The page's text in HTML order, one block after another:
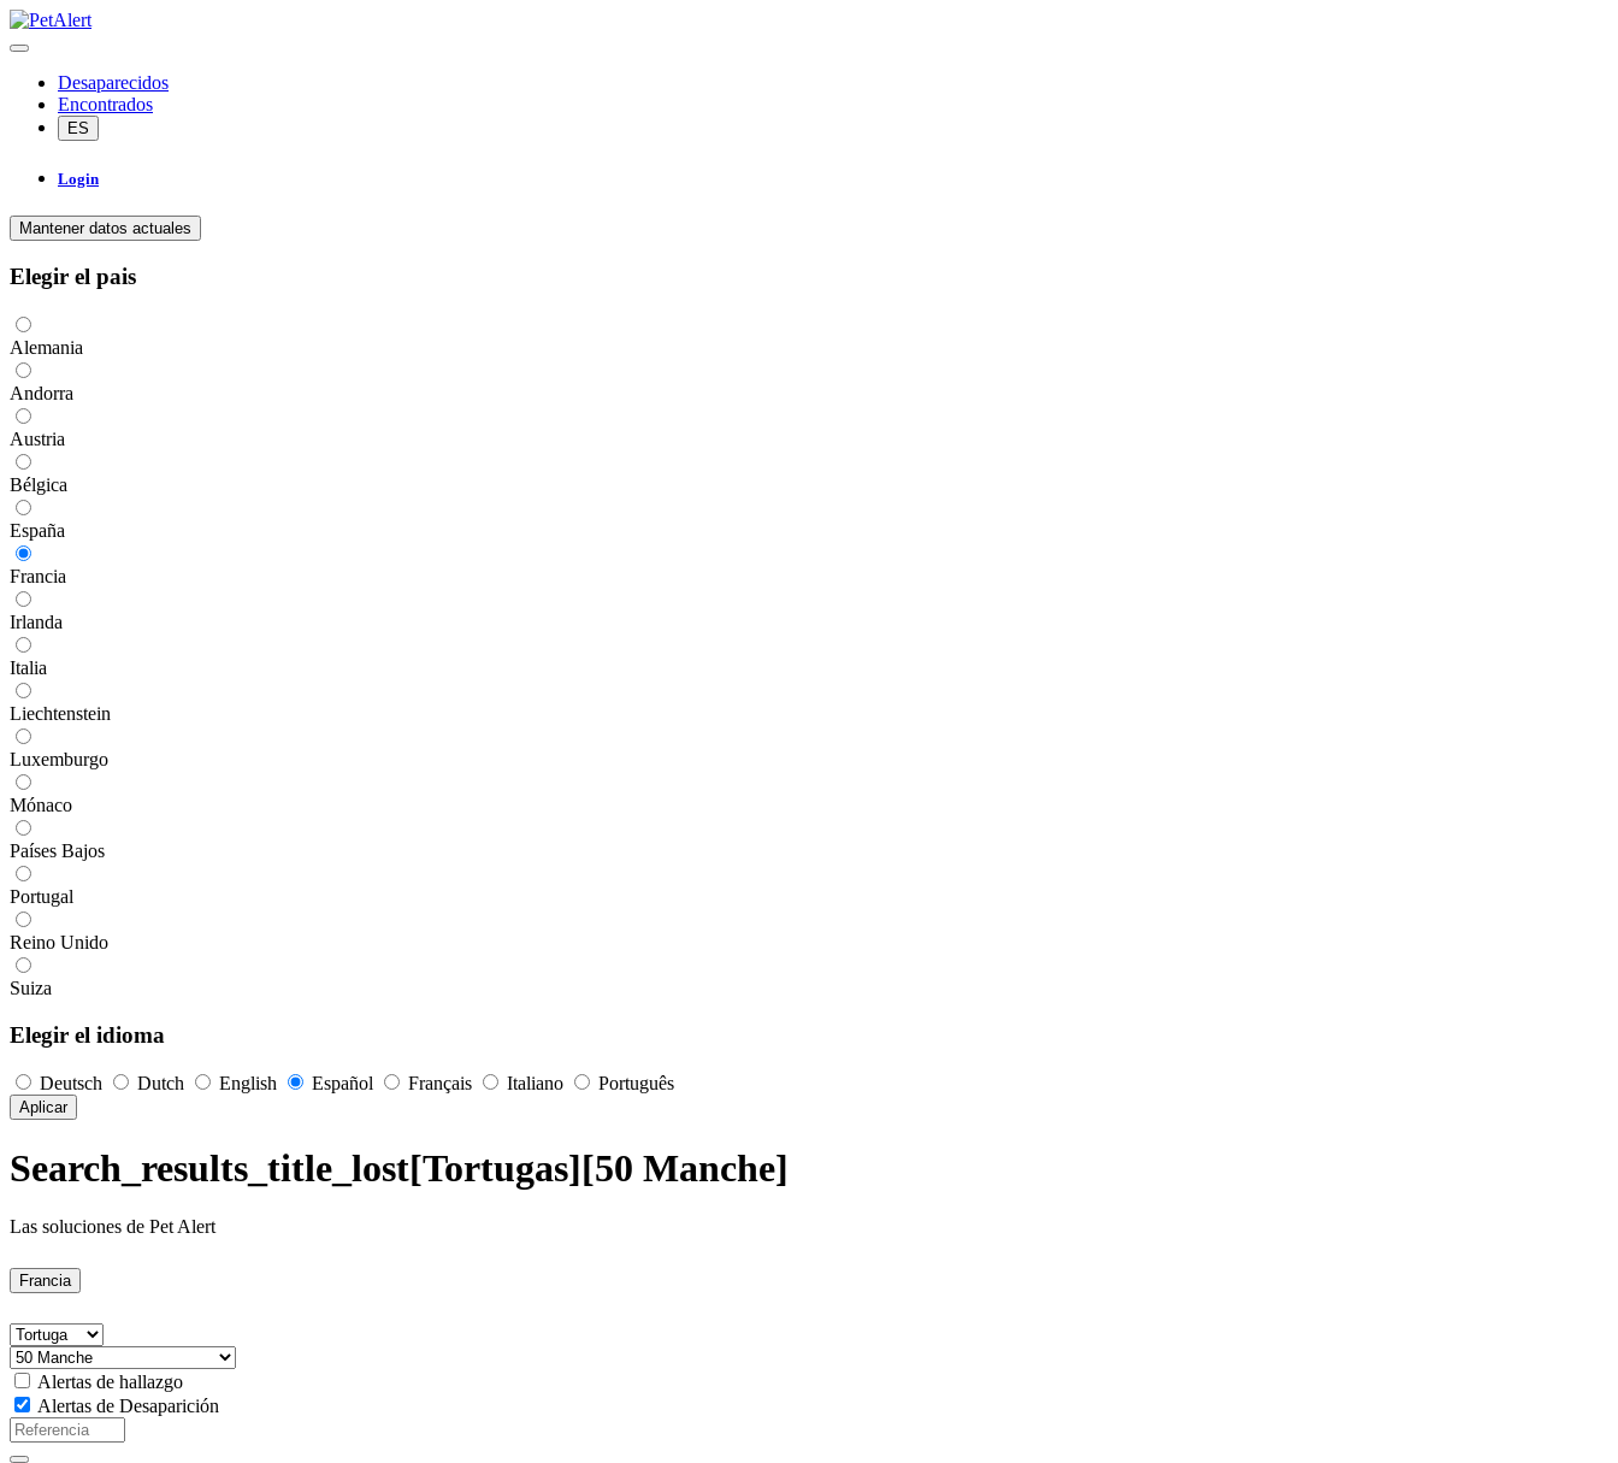
Desaparecidos
Encontrados
ES
Login
Mantener datos actuales
Elegir el pais
Alemania
Andorra
Austria
Bélgica
España
Francia
Irlanda
Italia
Liechtenstein
Luxemburgo
Mónaco
Países Bajos
Portugal
Reino Unido
Suiza
Elegir el idioma
Deutsch Dutch English Español Français Italiano Português
Aplicar
Search_results_title_lost[Tortugas][50 Manche]
Las soluciones de Pet Alert
Francia
Alertas de hallazgo
Alertas de Desaparición